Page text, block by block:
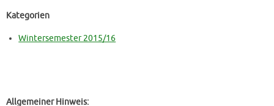
Kategorien
Wintersemester 2015/16
Allgemeiner Hinweis: